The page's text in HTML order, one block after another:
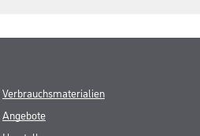
Verbrauchsmaterialien
Angebote